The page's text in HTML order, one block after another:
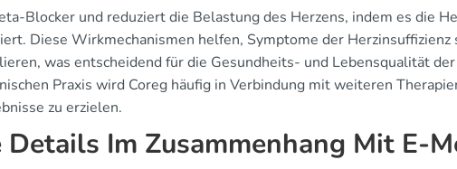
Blocker und reduziert die Belastung des Herzens, indem es die
Diese Wirkmechanismen helfen, Symptome der
was entscheidend für die Gesundheits- und Lebensqualität
Praxis wird Coreg häufig in Verbindung mit weiteren
zu erzielen.
Im Zusammenhang Mit E-